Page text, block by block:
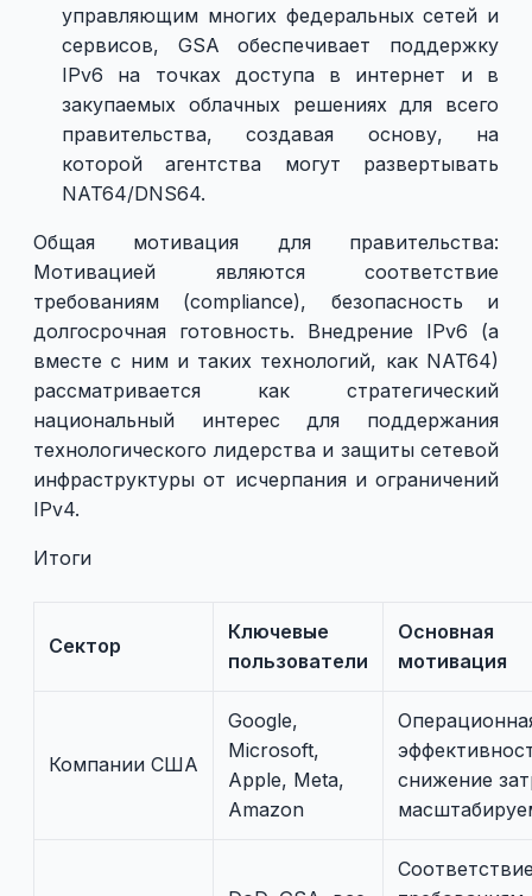
управляющим многих федеральных сетей и
сервисов, GSA обеспечивает поддержку
IPv6 на точках доступа в интернет и в
закупаемых облачных решениях для всего
правительства, создавая основу, на
которой агентства могут развертывать
NAT64/DNS64.
Общая мотивация для правительства:
Мотивацией являются соответствие
требованиям (compliance), безопасность и
долгосрочная готовность. Внедрение IPv6 (а
вместе с ним и таких технологий, как NAT64)
рассматривается как стратегический
национальный интерес для поддержания
технологического лидерства и защиты сетевой
инфраструктуры от исчерпания и ограничений
IPv4.
Итоги
Сектор
Ключевые
пользователи
Основная
мотивация
Компании США
Google,
Microsoft,
Apple, Meta,
Amazon
снижение